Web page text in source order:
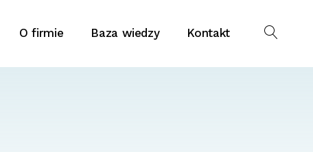
O firmie Baza wiedzy Kontakt